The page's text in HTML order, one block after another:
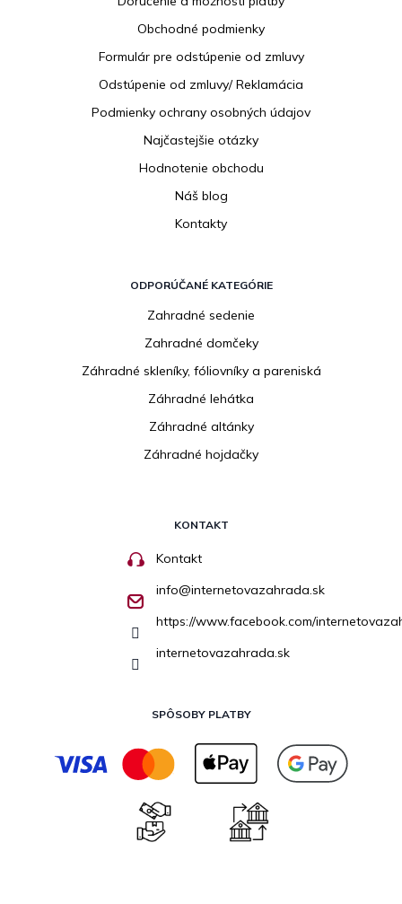
Obchodné podmienky
Formulár pre odstúpenie od zmluvy
Odstúpenie od zmluvy/ Reklamácia
Podmienky ochrany osobných údajov
Najčastejšie otázky
Hodnotenie obchodu
Náš blog
Kontakty
ODPORÚČANÉ KATEGÓRIE
Zahradné sedenie
Zahradné domčeky
Záhradné skleníky, fóliovníky a pareniská
Záhradné lehátka
Záhradné altánky
Záhradné hojdačky
KONTAKT
Kontakt
info@internetovazahrada.sk
https://www.facebook.com/
internetovazahrada.sk
SPÔSOBY PLATBY